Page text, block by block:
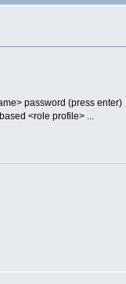
password (press enter)
<role profile> ...